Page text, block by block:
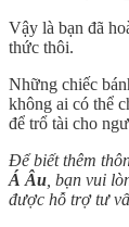
Vậy là bạn đã
thức thôi.
Những chiếc
không ai có thể
để trổ tài cho
Để biết thêm
Á Âu , bạn vui
được hỗ trợ tư